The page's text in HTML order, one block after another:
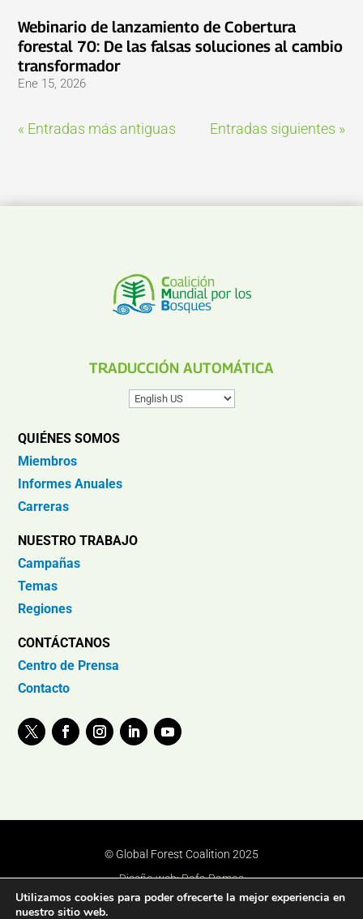
Webinario de lanzamiento de Cobertura
forestal 70: De las falsas soluciones al cambio
transformador
Ene 15, 2026
« Entradas más antiguas Entradas siguientes »
TRADUCCIÓN AUTOMÁTICA
QUIÉNES SOMOS
Miembros
Informes Anuales
Carreras
NUESTRO TRABAJO
Campañas
Temas
Regiones
CONTÁCTANOS
Centro de Prensa
Contacto
© Global Forest Coalition 2025
Diseño web:Rafa Ramos
Utilizamos cookies para poder ofrecerte la mejor experiencia en
nuestro sitio web.